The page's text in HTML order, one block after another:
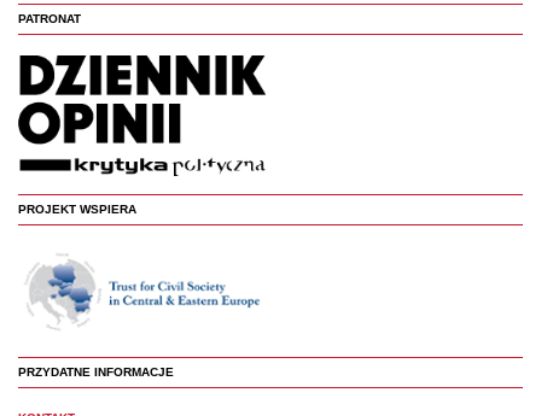
PATRONAT
PROJEKT WSPIERA
PRZYDATNE INFORMACJE